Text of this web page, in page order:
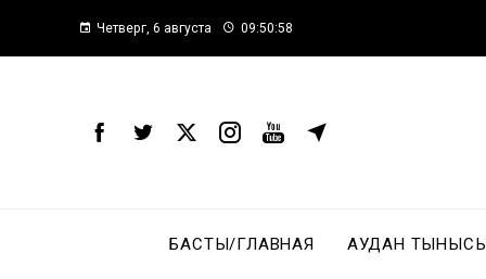
Четверг, 6 августа 09:50:59
БАСТЫ/ГЛАВНАЯ АУДАН